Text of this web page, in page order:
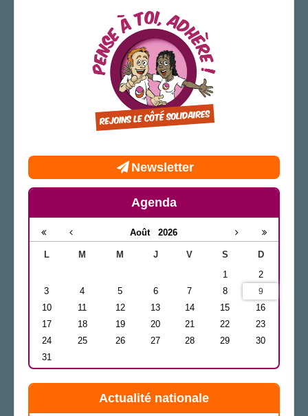
Newsletter
Agenda
Août 2026
L M M J V S
D
1
2
3
4 5 6 7 8 9
10 11 12 13 14 15
16
17
18 19 20 21 22
23
24
25 26 27 28 29
30
31
Actualité nationale